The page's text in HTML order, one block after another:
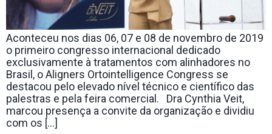
Aconteceu nos dias 06, 07 e 08 de novembro de 2019
o primeiro congresso internacional dedicado
exclusivamente à tratamentos com alinhadores no
Brasil, o Aligners Ortointelligence Congress se
destacou pelo elevado nível técnico e científico das
palestras e pela feira comercial. Dra Cynthia Veit,
marcou presença a convite da organização e dividiu
com os […]